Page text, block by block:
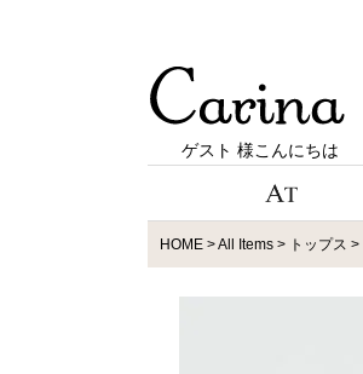
ゲスト 様こんにちは
HOME All Items トップス